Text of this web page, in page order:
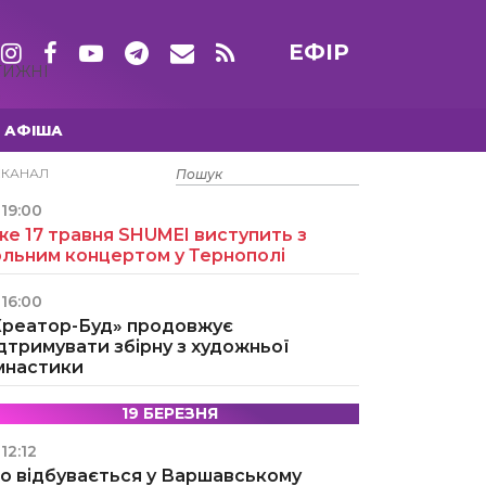
ЕФІР
АФІША
15 ТРАВНЯ
19:00
17 травня SHUMEI виступить з
концертом у Тернополі
16:00
Буд» продовжує
збірну з художньої
19 БЕРЕЗНЯ
12:12
відбувається у Варшавському